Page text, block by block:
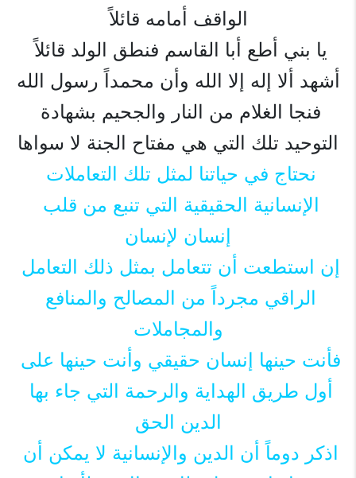
الواقف أمامه قائلاً
يا بني أطع أبا القاسم فنطق الولد قائلاً
أشهد ألا إله إلا الله وأن محمداً رسول الله
فنجا الغلام من النار والجحيم بشهادة
التوحيد تلك التي هي مفتاح الجنة لا سواها
نحتاج في حياتنا لمثل تلك التعاملات
الإنسانية الحقيقية التي تنبع من قلب
إنسان لإنسان
إن استطعت أن تتعامل بمثل ذلك التعامل
الراقي مجرداً من المصالح والمنافع
والمجاملات
فأنت حينها إنسان حقيقي وأنت حينها على
أول طريق الهداية والرحمة التي جاء بها
الدين الحق
اذكر دوماً أن الدين والإنسانية لا يمكن أن